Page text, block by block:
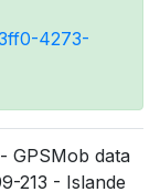
4273-
GPSMob data
213 - Islande